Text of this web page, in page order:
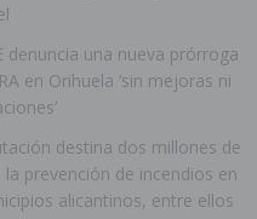
[ 06/08/2026 ] Benejúzar
BENEJUZAR
pedanías
ORIHUELA
denuncia una nueva prórroga
en Orihuela ‘sin mejoras ni
destina dos millones de
la prevención de incendios en
alicantinos, entre ellos